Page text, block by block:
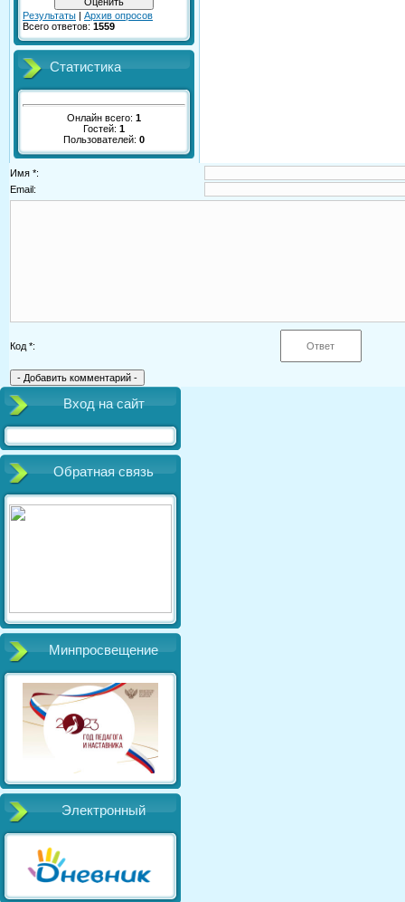
Результаты | Архив опросов
Всего ответов: 1559
Статистика
Онлайн всего: 1
Гостей: 1
Пользователей: 0
Имя *:
Email:
Код *:
Вход на сайт
Обратная связь
Минпросвещение
Электронный